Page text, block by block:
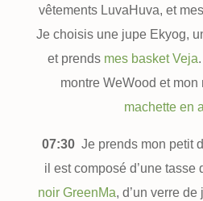
vêtements LuvaHuva, et
Je choisis une jupe Ekyog,
et prends mes basket Veja
montre WeWood et mon
machette en
07:30 Je prends mon petit
il est composé d’une tasse
noir GreenMa, d’un verre